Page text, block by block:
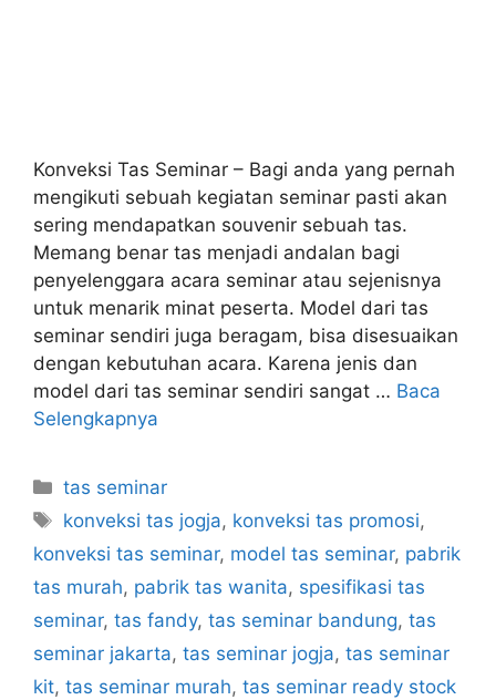
Konveksi Tas Seminar – Bagi anda yang pernah
mengikuti sebuah kegiatan seminar pasti akan
sering mendapatkan souvenir sebuah tas.
Memang benar tas menjadi andalan bagi
penyelenggara acara seminar atau sejenisnya
untuk menarik minat peserta. Model dari tas
seminar sendiri juga beragam, bisa disesuaikan
dengan kebutuhan acara. Karena jenis dan
model dari tas seminar sendiri sangat … Baca
Selengkapnya
Kategori
tas seminar
Tag
konveksi tas jogja, konveksi tas promosi,
konveksi tas seminar, model tas seminar, pabrik
tas murah, pabrik tas wanita, spesifikasi tas
seminar, tas fandy, tas seminar bandung, tas
seminar jakarta, tas seminar jogja, tas seminar
kit, tas seminar murah, tas seminar ready stock